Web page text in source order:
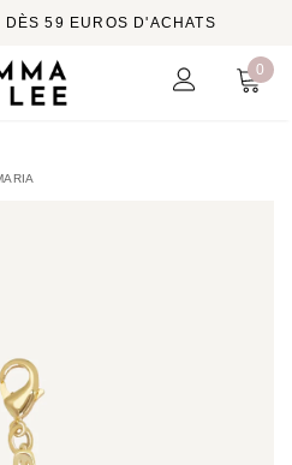
DÈS 59 EUROS D'ACHATS
0